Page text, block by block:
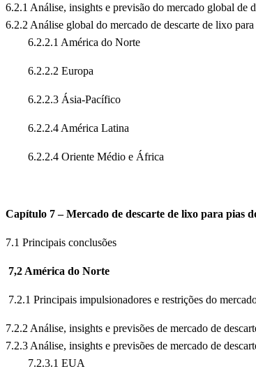
6.2.1 Análise, insights e previsão do mercado global de
6.2.2 Análise global do mercado de descarte de lixo
6.2.2.1 América do Norte
6.2.2.2 Europa
6.2.2.3 Ásia-Pacífico
6.2.2.4 América Latina
6.2.2.4 Oriente Médio e África
Capítulo 7 – Mercado de descarte de lixo para pias
7.1 Principais conclusões
7,2 América do Norte
7.2.1 Principais impulsionadores e restrições do
7.2.2 Análise, insights e previsões de mercado de
7.2.3 Análise, insights e previsões de mercado de
7.2.3.1 EUA